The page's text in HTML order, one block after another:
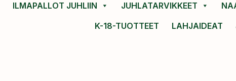
ILMAPALLOT JUHLIIN JUHLATARVIKKEET
K-18-TUOTTEET
LAHJAIDEAT